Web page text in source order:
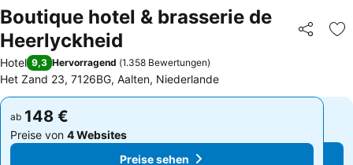
Boutique hotel & brasserie de
Heerlyckheid
Teilen
Hotel 9,3 Hervorragend (1.358 Bewertungen)
Het Zand 23, 7126BG, Aalten, Niederlande
ab 148 €
Preise von 4 Websites
Preise sehen
ab 148 €
Preise von 4 Websites
Preise sehen